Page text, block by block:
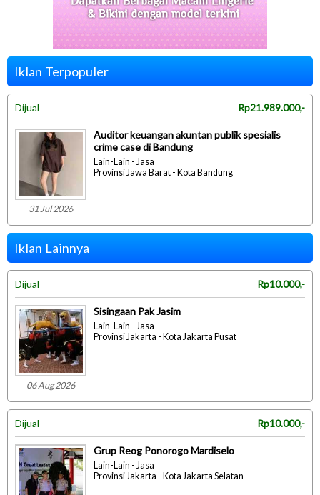
Iklan Terpopuler
Dijual Rp21.989.000,-
31 Jul 2026
Auditor keuangan akuntan publik spesialis
crime case di Bandung
Lain-Lain - Jasa
Provinsi Jawa Barat - Kota Bandung
Iklan Lainnya
Dijual Rp10.000,-
06 Aug 2026
Sisingaan Pak Jasim
Lain-Lain - Jasa
Provinsi Jakarta - Kota Jakarta Pusat
Dijual Rp10.000,-
Grup Reog Ponorogo Mardiselo
Lain-Lain - Jasa
Provinsi Jakarta - Kota Jakarta Selatan